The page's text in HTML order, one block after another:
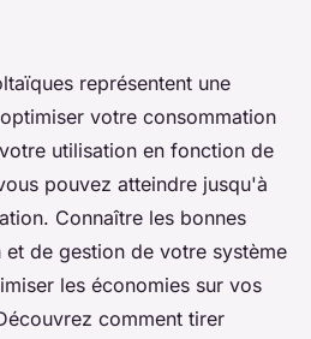
:
consommation
de lecture
représentent une
votre consommation
utilisation en fonction de
pouvez atteindre jusqu'à
Connaître les bonnes
de gestion de votre système
les économies sur vos
comment tirer